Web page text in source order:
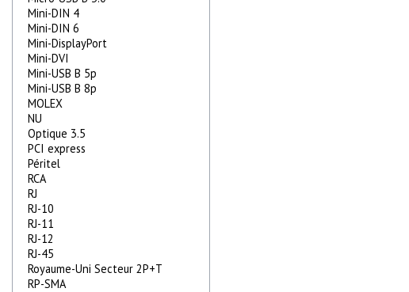
Mini-DIN 4
Mini-DIN 6
Mini-DisplayPort
Mini-DVI
Mini-USB B 5p
Mini-USB B 8p
MOLEX
NU
Optique 3.5
PCI express
Péritel
RCA
RJ
RJ-10
RJ-11
RJ-12
RJ-45
Royaume-Uni Secteur 2P+T
RP-SMA